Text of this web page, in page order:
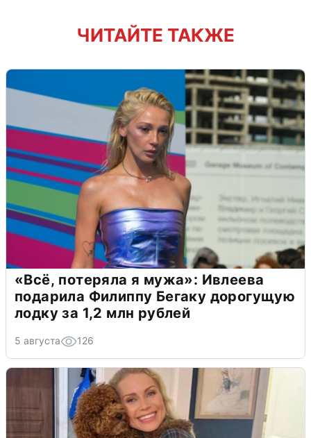
ЧИТАЙТЕ ТАКЖЕ
«Всё, потеряла я мужа»: Ивлеева
подарила Филиппу Бегаку дорогущую
лодку за 1,2 млн рублей
5 августа 126